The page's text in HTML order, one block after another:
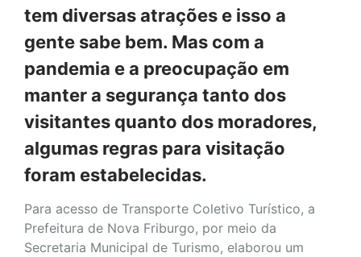
tem diversas atrações e isso a
gente sabe bem. Mas com a
pandemia e a preocupação em
manter a segurança tanto dos
visitantes quanto dos moradores,
algumas regras para visitação
foram estabelecidas.
Para acesso de Transporte Coletivo Turístico, a
Prefeitura de Nova Friburgo, por meio da
Secretaria Municipal de Turismo, elaborou um